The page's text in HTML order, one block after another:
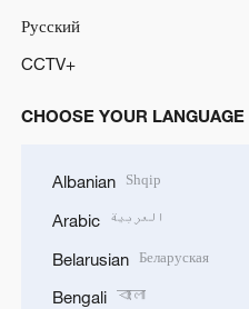
Русский
CCTV+
CHOOSE YOUR LANGUAGE
Albanian Shqip
Arabic العربية
Belarusian Беларуская
Bengali বাংলা